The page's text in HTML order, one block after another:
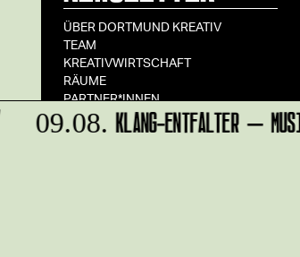
ÜBER DORTMUND KREATIV
TEAM
KREATIVWIRTSCHAFT
RÄUME
PARTNER*INNEN
STADT DORTMUND
IMPRESSUM
09.08.KLANG-ENTFALTER –